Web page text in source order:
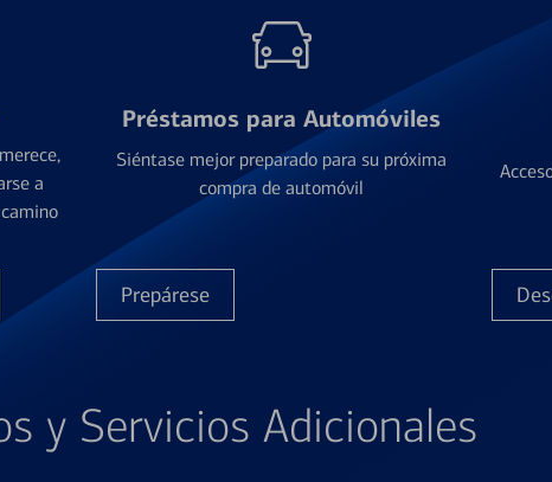
a
Préstamos para Automóviles
Siéntase mejor preparado para su próxima
compra de automóvil
Prepárese
y Servicios Adicionales